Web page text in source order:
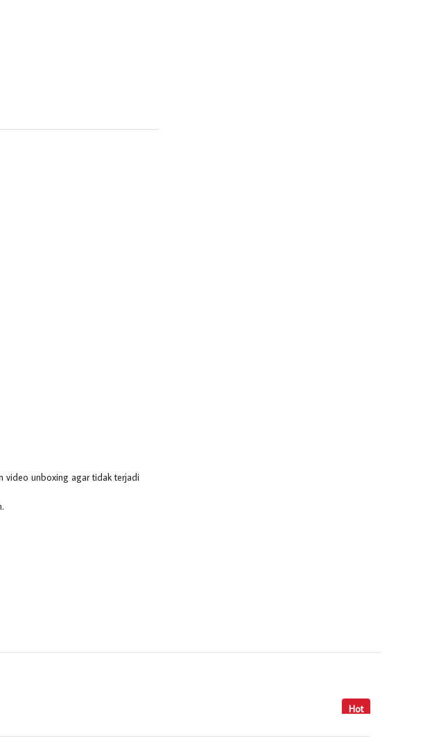
video unboxing agar tidak terjadi
Hot